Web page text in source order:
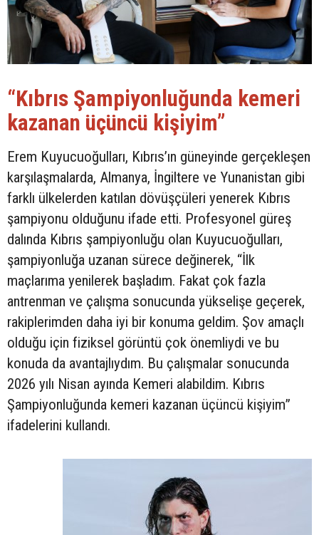
“Kıbrıs Şampiyonluğunda kemeri
kazanan üçüncü kişiyim”
Erem Kuyucuoğulları, Kıbrıs’ın güneyinde gerçekleşen
karşılaşmalarda, Almanya, İngiltere ve Yunanistan gibi
farklı ülkelerden katılan dövüşçüleri yenerek Kıbrıs
şampiyonu olduğunu ifade etti. Profesyonel güreş
dalında Kıbrıs şampiyonluğu olan Kuyucuoğulları,
şampiyonluğa uzanan sürece değinerek, “İlk
maçlarıma yenilerek başladım. Fakat çok fazla
antrenman ve çalışma sonucunda yükselişe geçerek,
rakiplerimden daha iyi bir konuma geldim. Şov amaçlı
olduğu için fiziksel görüntü çok önemliydi ve bu
konuda da avantajlıydım. Bu çalışmalar sonucunda
2026 yılı Nisan ayında Kemeri alabildim. Kıbrıs
Şampiyonluğunda kemeri kazanan üçüncü kişiyim”
ifadelerini kullandı.